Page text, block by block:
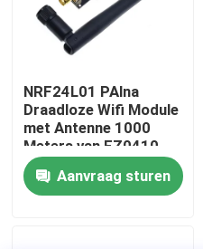
Neem contact met ons op
Gevallen
Blog
NRF24L01 PAlna
Draadloze Wifi Module
met Antenne 1000
Meters van FZ0410
Aanvraag sturen